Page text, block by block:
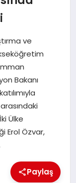
ve
Bakanı
Ülke
Erol Özvar,
Paylaş